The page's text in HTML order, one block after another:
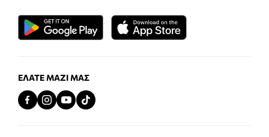
ΕΛΆΤΕ ΜΑΖΊ ΜΑΣ